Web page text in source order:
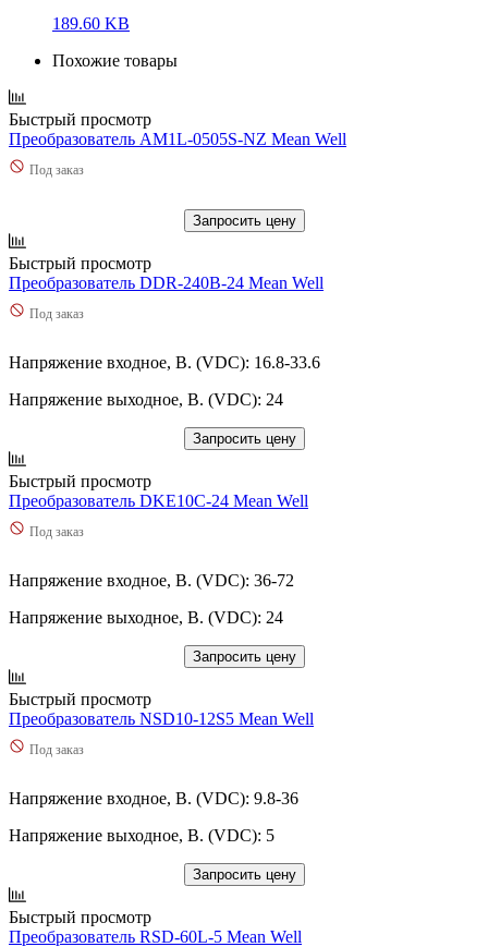
189.60 KB
Похожие товары
Быстрый просмотр
Преобразователь AM1L-0505S-NZ Mean Well
Под заказ
Запросить цену
Быстрый просмотр
Преобразователь DDR-240B-24 Mean Well
Под заказ
Напряжение входное, В. (VDC): 16.8-33.6
Напряжение выходное, В. (VDC): 24
Запросить цену
Быстрый просмотр
Преобразователь DKE10C-24 Mean Well
Под заказ
Напряжение входное, В. (VDC): 36-72
Напряжение выходное, В. (VDC): 24
Запросить цену
Быстрый просмотр
Преобразователь NSD10-12S5 Mean Well
Под заказ
Напряжение входное, В. (VDC): 9.8-36
Напряжение выходное, В. (VDC): 5
Запросить цену
Быстрый просмотр
Преобразователь RSD-60L-5 Mean Well